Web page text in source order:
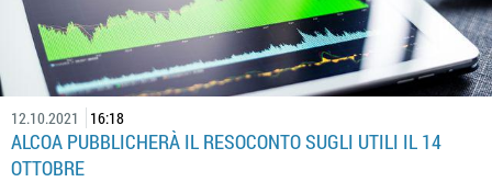
12.10.2021 16:18
ALCOA PUBBLICHERÀ IL RESOCONTO SUGLI UTILI IL 14
OTTOBRE